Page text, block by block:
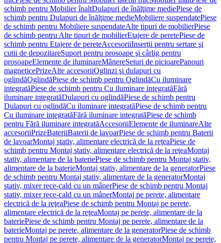
schimb pentru Mobilier înaltDulapuri de înălţime mediePiese de
schimb pentru Dulapuri de înălţime medieMobiliere suspendatePiese
de schimb pentru Mobiliere suspendateAlte tipuri de mobilierPiese
de schimb pentru Alte tipuri de mobilierEtajere de peretePiese de
schimb pentru Etajere de pereteAccesoriiInserţii pentru sertare şi
cutii de depozitareSuport pentru prosoape şi cârlig pentru
prosoapeElemente de iluminareMânereSeturi de picioarePanouri
magneticePrizeAlte accesoriiOglinzi şi dulapuri cu
oglindăOglindăPiese de schimb pentru OglindăCu iluminare
integratăPiese de schimb pentru Cu iluminare integratăFără
iluminare integratăDulapuri cu oglindăPiese de schimb pentru
Dulapuri cu oglindăCu iluminare integratăPiese de schimb pentru
Cu iluminare integratăFără iluminare integratăPiese de schimb
pentru Fără iluminare integratăAccesoriiElemente de iluminareAlte
accesoriiPrizeBateriiBaterii de lavoarPiese de schimb pentru Baterii
de lavoarMontaj stativ, alimentare electrică de la reţeaPiese de
schimb pentru Montaj stativ, alimentare electrică de la reţeaMontaj
stativ, alimentare de la bateriePiese de schimb pentru Montaj stativ,
alimentare de la baterieMontaj stativ, alimentare de la generatorPiese
de schimb pentru Montaj stativ, alimentare de la generatorMontaj
stativ, mixer rece-cald cu un mânerPiese de schimb pentru Montaj
stativ, mixer rece-cald cu un mânerMontaj pe perete, alimentare
electrică de la reţeaPiese de schimb pentru Montaj pe perete,
alimentare electrică de la reţeaMontaj pe perete, alimentare de la
bateriePiese de schimb pentru Montaj pe perete, alimentare de la
baterieMontaj pe perete, alimentare de la generatorPiese de schimb
pentru Montaj pe perete, alimentare de la generatorMontaj pe perete,